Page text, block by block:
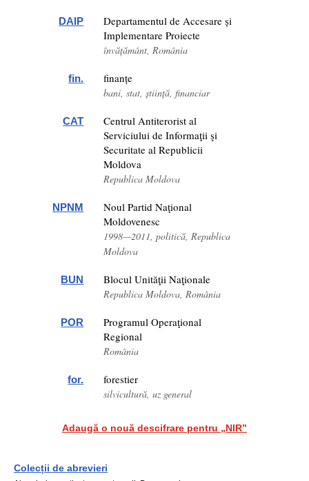
DAIP
Departamentul de Accesare și
Implementare Proiecte
învățământ, România
fin. finanțe
bani, stat, știință, financiar
CAT
Centrul Antiterorist al
Serviciului de Informaţii şi
Securitate al Republicii
Moldova
Republica Moldova
NPNM
Noul Partid Naţional
Moldovenesc
1998—2011, politică, Republica
Moldova
BUN Blocul Unităţii Naţionale
Republica Moldova, România
POR
Programul Operaţional
Regional
România
for. forestier
silvicultură, uz general
Adaugă o nouă descifrare pentru „NIR”
Colecții de abrevieri